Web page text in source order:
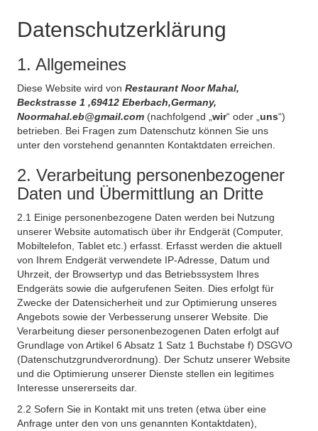
Datenschutzerklärung
1. Allgemeines
Diese Website wird von Restaurant Noor Mahal,
Beckstrasse 1 ,69412 Eberbach,Germany,
Noormahal.eb@gmail.com (nachfolgend „ wir“ oder „ uns“)
betrieben. Bei Fragen zum Datenschutz können Sie uns
unter den vorstehend genannten Kontaktdaten erreichen.
2. Verarbeitung personenbezogener
Daten und Übermittlung an Dritte
2.1 Einige personenbezogene Daten werden bei Nutzung
unserer Website automatisch über ihr Endgerät (Computer,
Mobiltelefon, Tablet etc.) erfasst. Erfasst werden die aktuell
von Ihrem Endgerät verwendete IP-Adresse, Datum und
Uhrzeit, der Browsertyp und das Betriebssystem Ihres
Endgeräts sowie die aufgerufenen Seiten. Dies erfolgt für
Zwecke der Datensicherheit und zur Optimierung unseres
Angebots sowie der Verbesserung unserer Website. Die
Verarbeitung dieser personenbezogenen Daten erfolgt auf
Grundlage von Artikel 6 Absatz 1 Satz 1 Buchstabe f) DSGVO
(Datenschutzgrundverordnung). Der Schutz unserer Website
und die Optimierung unserer Dienste stellen ein legitimes
Interesse unsererseits dar.
2.2 Sofern Sie in Kontakt mit uns treten (etwa über eine
Anfrage unter den von uns genannten Kontaktdaten),